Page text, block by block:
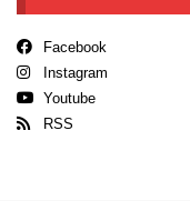
Facebook
Instagram
Youtube
RSS